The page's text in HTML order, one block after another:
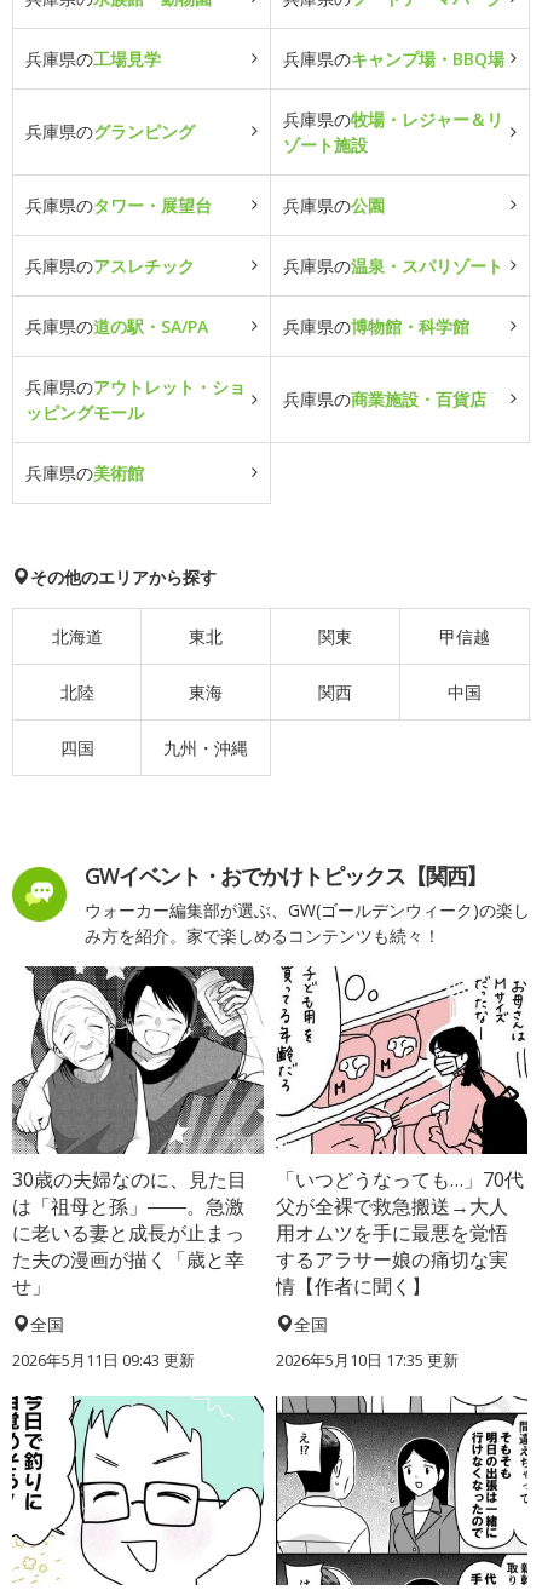
兵庫県の工場見学 兵庫県のキャンプ場・BBQ場
兵庫県のグランピング
兵庫県の牧場・レジャー＆リ
ゾート施設
兵庫県のタワー・展望台 兵庫県の公園
兵庫県のアスレチック 兵庫県の温泉・スパリゾート
兵庫県の道の駅・SA/PA 兵庫県の博物館・科学館
兵庫県のアウトレット・ショ
ッピングモール
兵庫県の商業施設・百貨店
兵庫県の美術館
その他のエリアから探す
北海道 東北 関東 甲信越
北陸 東海 関西 中国
四国 九州・沖縄
GWイベント・おでかけトピックス【関西】
ウォーカー編集部が選ぶ、GW(ゴールデンウィーク)の楽し
み方を紹介。家で楽しめるコンテンツも続々！
30歳の夫婦なのに、見た目
は「祖母と孫」――。急激
に老いる妻と成長が止まっ
た夫の漫画が描く「歳と幸
せ」
全国
2026年5月11日 09:43 更新
「いつどうなっても…」70代
父が全裸で救急搬送→大人
用オムツを手に最悪を覚悟
するアラサー娘の痛切な実
情【作者に聞く】
全国
2026年5月10日 17:35 更新